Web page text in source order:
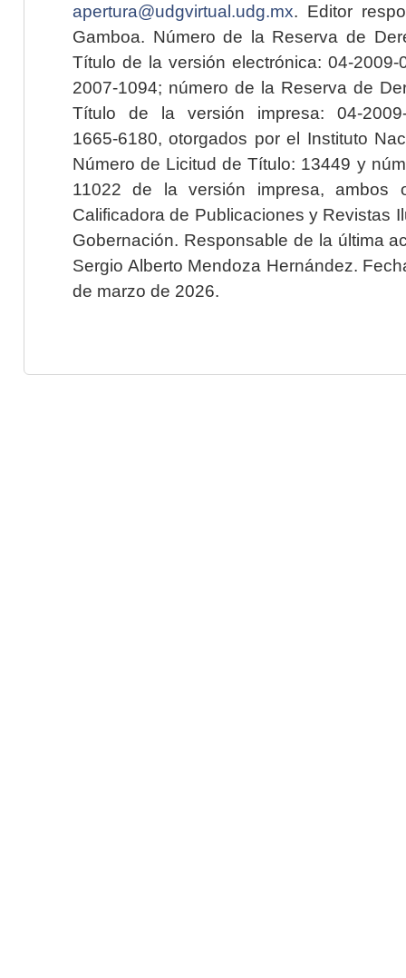
apertura@udgvirtual.udg.mx. Editor
Gamboa. Número de la Reserva de
Título de la versión electrónica: 04-2009-
2007-1094; número de la Reserva de
Título de la versión impresa: 04-2009-
1665-6180, otorgados por el Instituto
Número de Licitud de Título: 13449 y
11022 de la versión impresa, ambos
Calificadora de Publicaciones y Revistas
Gobernación. Responsable de la última
Sergio Alberto Mendoza Hernández.
de marzo de 2026.